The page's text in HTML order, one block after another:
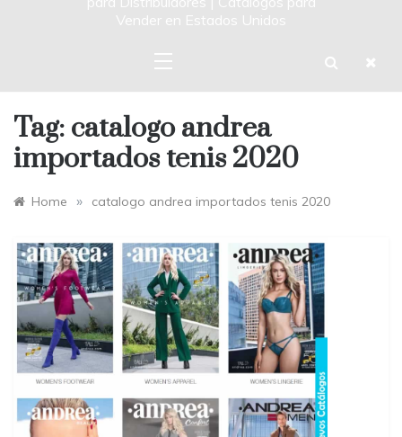
Vender en Estados Unidos
Tag: catalogo andrea
importados tenis 2020
Home » catalogo andrea importados tenis 2020